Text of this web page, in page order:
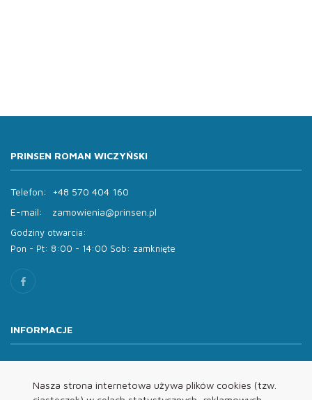
Nasza strona internetowa używa plików cookies (tzw.
PRINSEN ROMAN WICZYŃSKI
Telefon:
+48 570 404 160
E-mail:
zamowienia@prinsen.pl
Godziny otwarcia:
Pon - Pt: 8:00 - 14:00 Sob: zamknięte
INFORMACJE
Oferta